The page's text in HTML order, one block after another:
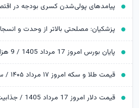
پیامدهای پولی‌شدن کسری بودجه در